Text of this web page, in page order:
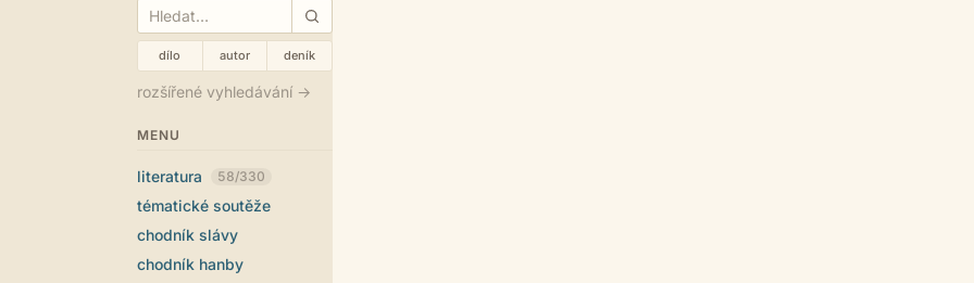
dílo autor deník
rozšířené vyhledávání →
MENU
literatura 58/330
tématické soutěže
chodník slávy
chodník hanby